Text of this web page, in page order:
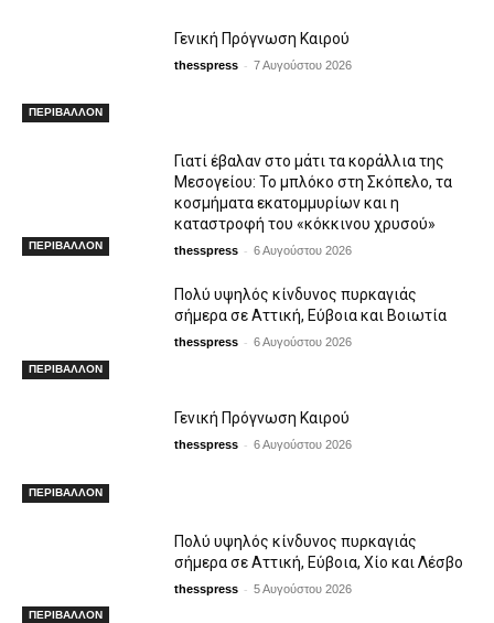
ΠΕΡΙΒΑΛΛΟΝ
Γενική Πρόγνωση Καιρού
thesspress - 7 Αυγούστου 2026
ΠΕΡΙΒΑΛΛΟΝ
Γιατί έβαλαν στο μάτι τα κοράλλια της
Μεσογείου: Το μπλόκο στη Σκόπελο, τα
κοσμήματα εκατομμυρίων και η
καταστροφή του «κόκκινου χρυσού»
thesspress - 6 Αυγούστου 2026
ΠΕΡΙΒΑΛΛΟΝ
Πολύ υψηλός κίνδυνος πυρκαγιάς
σήμερα σε Αττική, Εύβοια και Βοιωτία
thesspress - 6 Αυγούστου 2026
ΠΕΡΙΒΑΛΛΟΝ
Γενική Πρόγνωση Καιρού
thesspress - 6 Αυγούστου 2026
ΠΕΡΙΒΑΛΛΟΝ
Πολύ υψηλός κίνδυνος πυρκαγιάς
σήμερα σε Αττική, Εύβοια, Χίο και Λέσβο
thesspress - 5 Αυγούστου 2026